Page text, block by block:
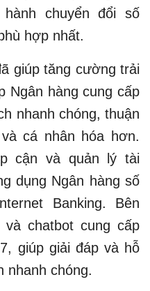
chuyển đổi số
hợp nhất.
giúp tăng cường trải
Ngân hàng cung cấp
nhanh chóng, thuận
cá nhân hóa hơn.
cận và quản lý tài
dụng Ngân hàng số
Banking. Bên
chatbot cung cấp
giúp giải đáp và hỗ
nhanh chóng.